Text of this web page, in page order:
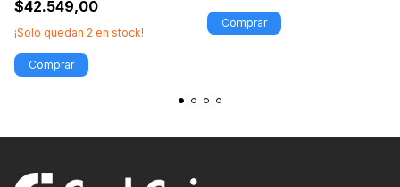
$42.549,00
¡Solo quedan 2 en stock!